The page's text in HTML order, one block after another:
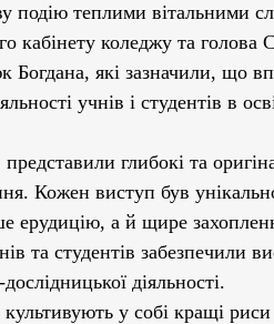
подію теплими вітальними
кабінету коледжу та голова
Богдана, які зазначили, що
учнів і студентів в
глибокі та
Кожен виступ був
ерудицію, а й щире
та студентів забезпечили
діяльності.
у собі кращі риси